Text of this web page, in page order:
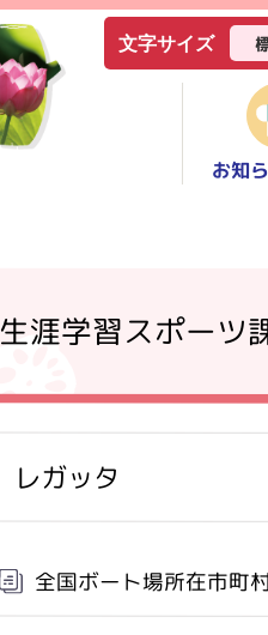
文字サイズ
お知
生涯学習スポーツ
レガッタ
全国ボート場所在市町